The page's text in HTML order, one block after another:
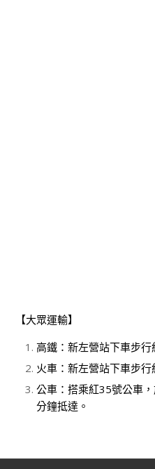
【大眾運輸】
高鐵：新左營站下車步行
火車：新左營站下車步行
公車：搭乘紅35號公車
分鐘抵達。